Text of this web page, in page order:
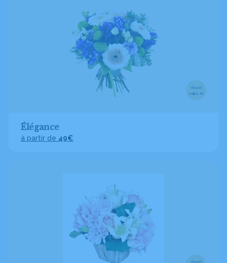
Visuel
taille M
Élégance
à partir de 49€
Visuel